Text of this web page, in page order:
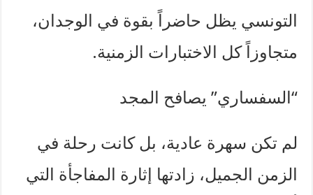
التونسي يظل حاضراً بقوة في الوجدان،
متجاوزاً كل الاختبارات الزمنية.
“السفساري” يصافح المجد
لم تكن سهرة عادية، بل كانت رحلة في
الزمن الجميل، زادتها إثارة المفاجأة التي